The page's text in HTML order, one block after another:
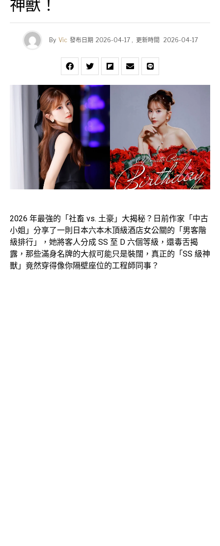
神獸！
By Vic 發布日期 2026-04-17, 更新時間 2026-04-17
2026 年最強的「社畜 vs. 土豪」大揭秘？日前作家「中古
小姐」分享了一則日本六本木頂級酒店女公關的「男客階
級排行」，她將客人分成 SS 至 D 六個等級，還毒舌揭
露，那些滿身名牌的大叔可能只是裝闊，真正的「SS 級神
獸」竟然穿得像你隔壁座位的工程師同事？